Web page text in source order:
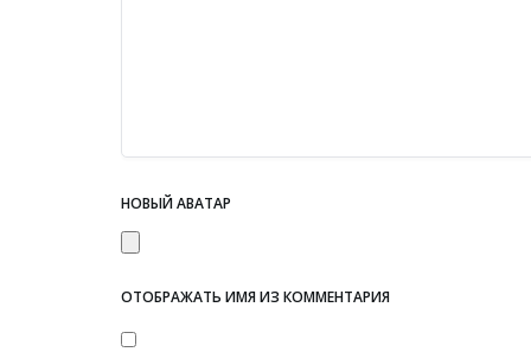
НОВЫЙ АВАТАР
ОТОБРАЖАТЬ ИМЯ ИЗ КОММЕНТАРИЯ